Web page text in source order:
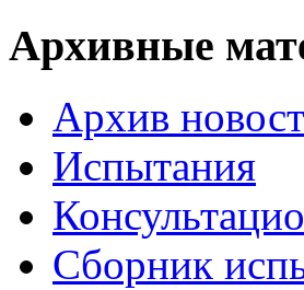
Архивные
Архив
Испытания
Сборник